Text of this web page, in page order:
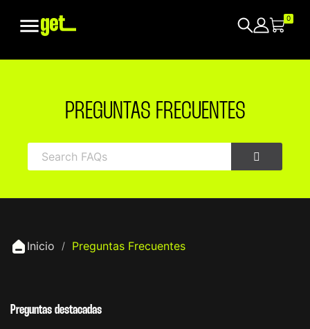
 0
PREGUNTAS FRECUENTES
Inicio Preguntas Frecuentes
Preguntas destacadas